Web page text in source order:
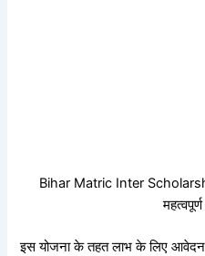
Bihar Matric Inter
इस योजना के तहत लाभ के लिए